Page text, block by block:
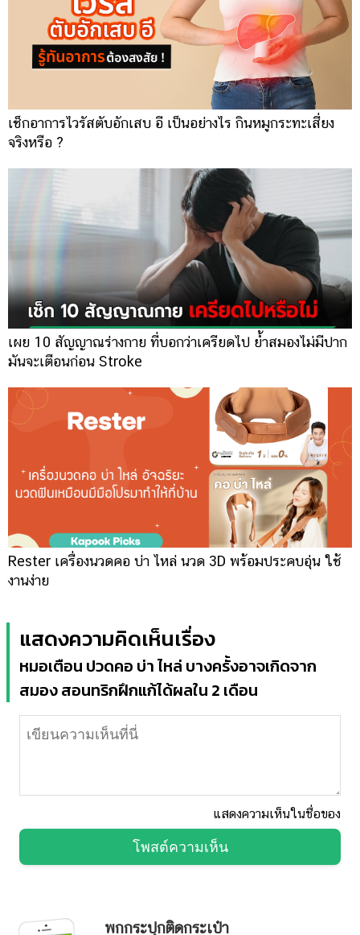
เช็กอาการไวรัสตับอักเสบ อี เป็นอย่างไร กินหมูกระทะเสี่ยง
จริงหรือ ?
เผย 10 สัญญาณร่างกาย ที่บอกว่าเครียดไป ย้ำสมองไม่มีปาก
มันจะเตือนก่อน Stroke
Rester เครื่องนวดคอ บ่า ไหล่ นวด 3D พร้อมประคบอุ่น ใช้
งานง่าย
แสดงความคิดเห็นเรื่อง
หมอเตือน ปวดคอ บ่า ไหล่ บางครั้งอาจเกิดจาก
สมอง สอนทริกฝึกแก้ได้ผลใน 2 เดือน
แสดงความเห็นในชื่อของ
โพสต์ความเห็น
พกกระปุกติดกระเป๋า